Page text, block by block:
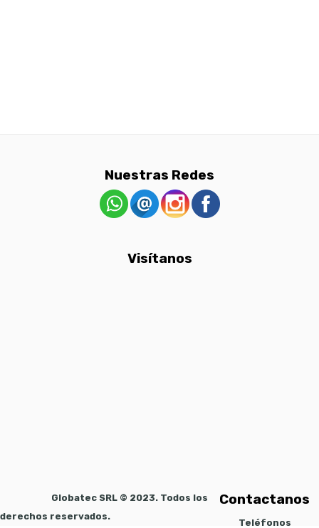
Nuestras Redes
Visítanos
Contactanos
Teléfonos
Globatec SRL © 2023. Todos los
derechos reservados.